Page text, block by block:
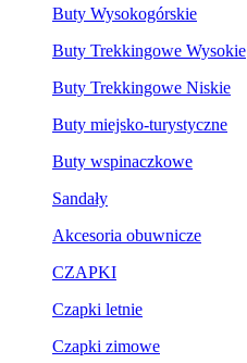
Buty Wysokogórskie
Buty Trekkingowe Wysokie
Buty Trekkingowe Niskie
Buty miejsko-turystyczne
Buty wspinaczkowe
Sandały
Akcesoria obuwnicze
CZAPKI
Czapki letnie
Czapki zimowe